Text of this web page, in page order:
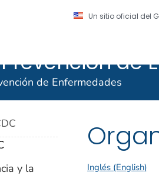
Un sitio oficial del
y la Prevención de
Prevención de
de Enfermedades
Inglés (English)
y la